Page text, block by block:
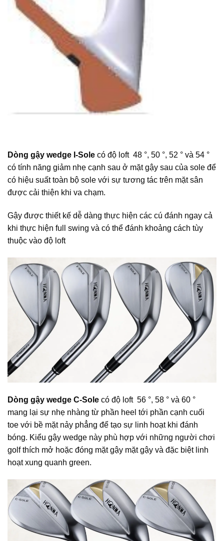
Dòng gậy wedge I-Sole có độ loft 48 °, 50 °, 52 ° và 54 °
có tính năng giảm nhẹ cạnh sau ở mặt gậy sau của sole để
có hiệu suất toàn bộ sole với sự tương tác trên mặt sân
được cải thiện khi va chạm.
Gậy được thiết kế dễ dàng thực hiện các cú đánh ngay cả
khi thực hiện full swing và có thể đánh khoảng cách tùy
thuộc vào độ loft
Dòng gậy wedge C-Sole có độ loft 56 °, 58 ° và 60 °
mang lại sự nhẹ nhàng từ phần heel tới phần cạnh cuối
toe với bề mặt nảy phẳng để tạo sự linh hoạt khi đánh
bóng. Kiểu gậy wedge này phù hợp với những người chơi
golf thích mở hoặc đóng mặt gậy mặt gậy và đặc biệt linh
hoạt xung quanh green.